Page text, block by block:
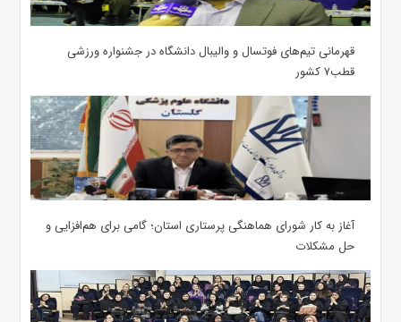
قهرمانی تیم‌های فوتسال و والیبال دانشگاه در جشنواره ورزشی
قطب۷ کشور
آغاز به کار شورای هماهنگی پرستاری استان؛ گامی برای هم‌افزایی و
حل مشکلات